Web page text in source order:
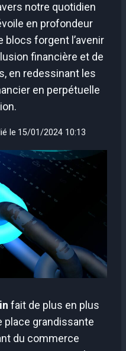
notre quotidien
en profondeur
forgent l’avenir
financière et de
en redessinant les
en perpétuelle
le 15/01/2024 10:13
fait de plus en plus
place grandissante
du commerce